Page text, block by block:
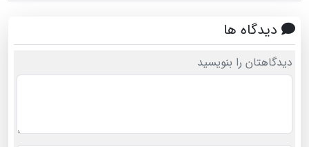
دیدگاه ها
دیدگاهتان را بنویسید